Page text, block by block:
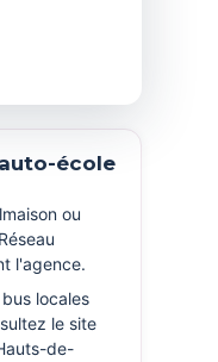
école
ou
l'agence.
locales
le site
de-